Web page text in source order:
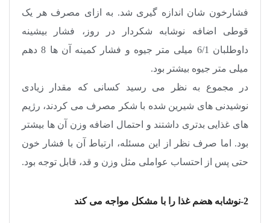
فشارخون شان اندازه‌ گیری شد. به ازای مصرف هر یک
قوطی اضافه نوشابه شکردار در روز، فشار بیشینه
داوطلبان 6/1 میلی متر جیوه و فشار کمینه آن ها 8 دهم
میلی‌ متر جیوه بیشتر بود.
در مجموع به‌ نظر می ‌رسید کسانی که مقدار زیادی
نوشیدنی ‌های شیرین شده با شکر مصرف می‌ کردند، رژیم‌
های غذایی بدتری داشتند و احتمال اضافه وزن آن ها بیشتر
بود. اما صرف ‌نظر از این مسئله، ارتباط آن با فشار خون
حتی پس از احتساب عواملی مثل وزن و قد، قابل توجه بود.
2-نوشابه هضم غذا را با مشکل مواجه می ‌کند